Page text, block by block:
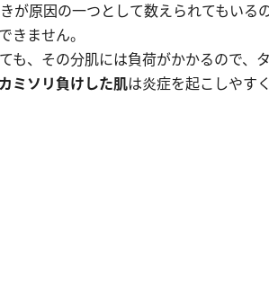
が原因の一つとして数えられてもいる
きません。
も、その分肌には負荷がかかるので、
カミソリ負けした肌は炎症を起こしやす